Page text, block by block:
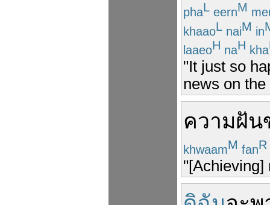
phaL eernM
khaaoL naiM in
laaeoH naH kha
"It just so
news on
ความฝัน
khwaamM fanR
"[Achieving]